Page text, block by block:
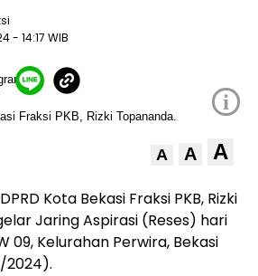
- 14:17 WIB
i
A A A
Kota Bekasi Fraksi PKB, Rizki
Jaring Aspirasi (Reses) hari
09, Kelurahan Perwira, Bekasi
2024).